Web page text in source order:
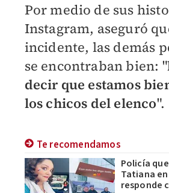
Por medio de sus
Instagram, aseguró
incidente, las demás
se encontraban bien: "
decir que estamos
los chicos del elenco".
Te recomendamos
Policía que
Tatiana
responde